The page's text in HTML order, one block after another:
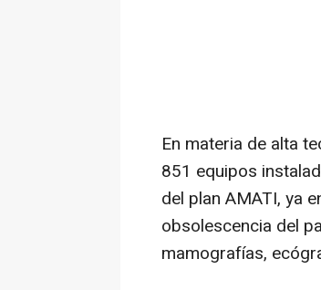
En materia de alta
851 equipos
del plan AMATI, ya
obsolescencia del
mamografías,